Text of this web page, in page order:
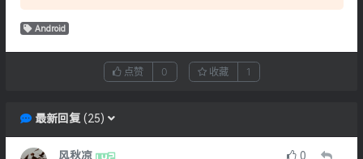
Android
点赞 0 收藏 1
最新回复( 25)
风秋凉 0